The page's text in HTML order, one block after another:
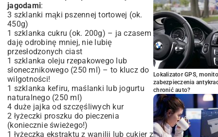
jagodami:
3 szklanki mąki pszennej tortowej (ok.
450g)
1 szklanka cukru (ok. 200g) – ja czasem
daję odrobinę mniej, nie lubię
przesłodzonych ciast
1 szklanka oleju rzepakowego lub
słonecznikowego (250 ml) – to klucz do
wilgotności!
1 szklanka kefiru, maślanki lub jogurtu
naturalnego (250 ml)
4 duże jajka od szczęśliwych kur
2 łyżeczki proszku do pieczenia
(koniecznie świeżego!)
1 łyżeczka ekstraktu z wanilii lub cukier z
Lokalizator GPS,
zabezpieczenia
chronić auto?